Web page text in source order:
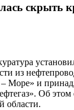
скрыть
из
– Море» и
Об
области.